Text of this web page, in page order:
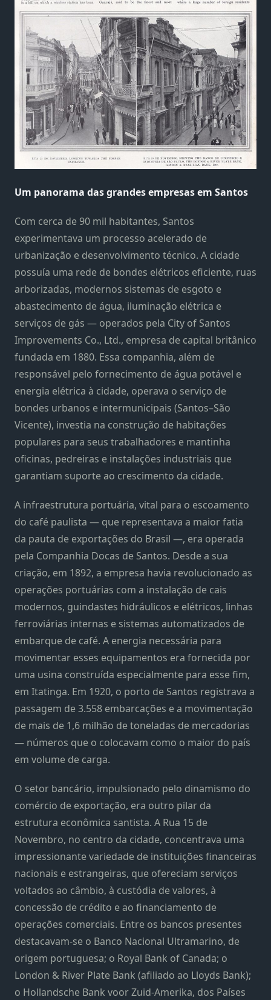
Um panorama das grandes empresas em Santos
Com cerca de 90 mil habitantes, Santos
experimentava um processo acelerado de
urbanização e desenvolvimento técnico. A cidade
possuía uma rede de bondes elétricos eficiente, ruas
arborizadas, modernos sistemas de esgoto e
abastecimento de água, iluminação elétrica e
serviços de gás — operados pela City of Santos
Improvements Co., Ltd., empresa de capital britânico
fundada em 1880. Essa companhia, além de
responsável pelo fornecimento de água potável e
energia elétrica à cidade, operava o serviço de
bondes urbanos e intermunicipais (Santos–São
Vicente), investia na construção de habitações
populares para seus trabalhadores e mantinha
oficinas, pedreiras e instalações industriais que
garantiam suporte ao crescimento da cidade.
A infraestrutura portuária, vital para o escoamento
do café paulista — que representava a maior fatia
da pauta de exportações do Brasil —, era operada
pela Companhia Docas de Santos. Desde a sua
criação, em 1892, a empresa havia revolucionado as
operações portuárias com a instalação de cais
modernos, guindastes hidráulicos e elétricos, linhas
ferroviárias internas e sistemas automatizados de
embarque de café. A energia necessária para
movimentar esses equipamentos era fornecida por
uma usina construída especialmente para esse fim,
em Itatinga. Em 1920, o porto de Santos registrava a
passagem de 3.558 embarcações e a movimentação
de mais de 1,6 milhão de toneladas de mercadorias
— números que o colocavam como o maior do país
em volume de carga.
O setor bancário, impulsionado pelo dinamismo do
comércio de exportação, era outro pilar da
estrutura econômica santista. A Rua 15 de
Novembro, no centro da cidade, concentrava uma
impressionante variedade de instituições financeiras
nacionais e estrangeiras, que ofereciam serviços
voltados ao câmbio, à custódia de valores, à
concessão de crédito e ao financiamento de
operações comerciais. Entre os bancos presentes
destacavam-se o Banco Nacional Ultramarino, de
origem portuguesa; o Royal Bank of Canada; o
London & River Plate Bank (afiliado ao Lloyds Bank);
o Hollandsche Bank voor Zuid-Amerika, dos Países